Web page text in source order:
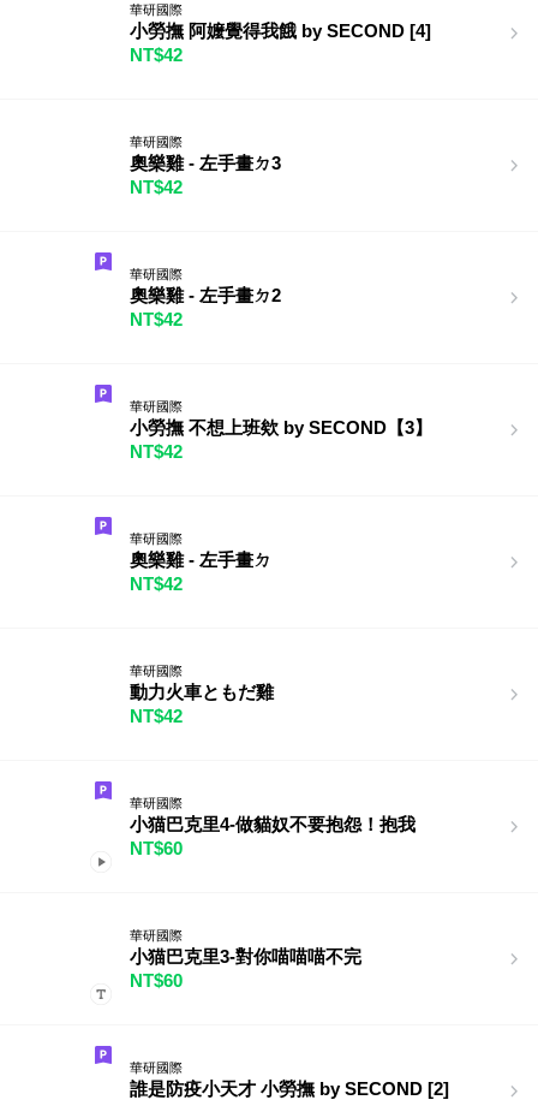
華研國際
小勞撫 阿嬤覺得我餓 by SECOND [4]
NT$42
華研國際
奧樂雞 - 左手畫ㄉ3
NT$42
華研國際
奧樂雞 - 左手畫ㄉ2
NT$42
華研國際
小勞撫 不想上班欸 by SECOND【3】
NT$42
華研國際
奧樂雞 - 左手畫ㄉ
NT$42
華研國際
動力火車ともだ雞
NT$42
華研國際
小猫巴克里4-做貓奴不要抱怨！抱我
NT$60
華研國際
小猫巴克里3-對你喵喵喵不完
NT$60
華研國際
誰是防疫小天才 小勞撫 by SECOND [2]